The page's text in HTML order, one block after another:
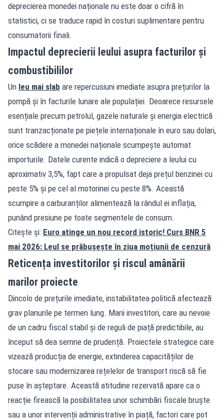
deprecierea monedei naționale nu este doar o cifră în
statistici, ci se traduce rapid în costuri suplimentare pentru
consumatorii finali.
Impactul deprecierii leului asupra facturilor și
combustibililor
Un leu mai slab are repercusiuni imediate asupra prețurilor la
pompă și în facturile lunare ale populației. Deoarece resursele
esențiale precum petrolul, gazele naturale și energia electrică
sunt tranzacționate pe piețele internaționale în euro sau dolari,
orice scădere a monedei naționale scumpește automat
importurile. Datele curente indică o depreciere a leului cu
aproximativ 3,5%, fapt care a propulsat deja prețul benzinei cu
peste 5% și pe cel al motorinei cu peste 8%. Această
scumpire a carburanților alimentează la rândul ei inflația,
punând presiune pe toate segmentele de consum.
Citește și: Euro atinge un nou record istoric! Curs BNR 5
mai 2026: Leul se prăbușește în ziua moțiunii de cenzură
Reticența investitorilor și riscul amânării
marilor proiecte
Dincolo de prețurile imediate, instabilitatea politică afectează
grav planurile pe termen lung. Marii investitori, care au nevoie
de un cadru fiscal stabil și de reguli de piață predictibile, au
început să dea semne de prudență. Proiectele strategice care
vizează producția de energie, extinderea capacităților de
stocare sau modernizarea rețelelor de transport riscă să fie
puse în așteptare. Această atitudine rezervată apare ca o
reacție firească la posibilitatea unor schimbări fiscale bruște
sau a unor intervenții administrative în piață, factori care pot